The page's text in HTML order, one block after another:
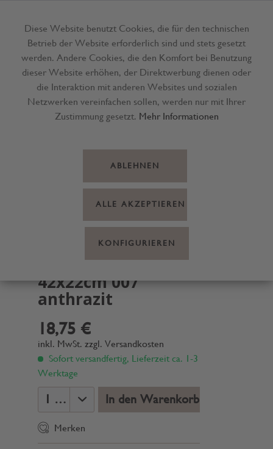
Menü
Leseknochen Shara
42x22cm 007
anthrazit
18,75 €
inkl. MwSt. zzgl. Versandkosten
Sofort versandfertig, Lieferzeit ca. 1-3
Werktage
In den Warenkorb
Merken
Diese Website benutzt Cookies, die für den technischen
Betrieb der Website erforderlich sind und stets gesetzt
werden. Andere Cookies, die den Komfort bei Benutzung
dieser Website erhöhen, der Direktwerbung dienen oder
die Interaktion mit anderen Websites und sozialen
Netzwerken vereinfachen sollen, werden nur mit Ihrer
Zustimmung gesetzt. Mehr Informationen
ABLEHNEN
ALLE AKZEPTIEREN
KONFIGURIEREN